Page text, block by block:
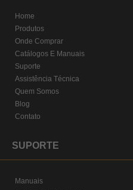
Home
Produtos
Onde Comprar
Catálogos E Manuais
Suporte
Assistência Técnica
Quem Somos
Blog
Contato
SUPORTE
Manuais